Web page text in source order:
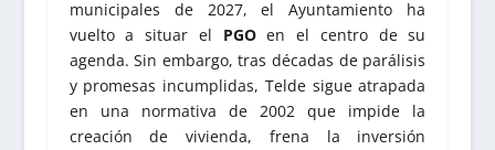
municipales de 2027, el Ayuntamiento ha
vuelto a situar el PGOen el centro de su
agenda. Sin embargo, tras décadas de parálisis
y promesas incumplidas, Telde sigue atrapada
en una normativa de 2002 que impide la
creación de vivienda, frena la inversión